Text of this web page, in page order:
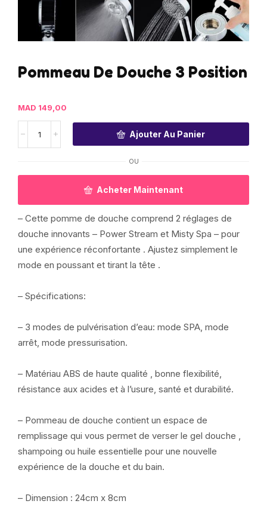
Pommeau De Douche 3 Position
MAD 149,00
Ajouter Au Panier
OU
Acheter Maintenant
– Cette pomme de douche comprend 2 réglages de
douche innovants – Power Stream et Misty Spa – pour
une expérience réconfortante . Ajustez simplement le
mode en poussant et tirant la tête .
– Spécifications:
– 3 modes de pulvérisation d’eau: mode SPA, mode
arrêt, mode pressurisation.
– Matériau ABS de haute qualité , bonne flexibilité,
résistance aux acides et à l’usure, santé et durabilité.
– Pommeau de douche contient un espace de
remplissage qui vous permet de verser le gel douche ,
shampoing ou huile essentielle pour une nouvelle
expérience de la douche et du bain.
– Dimension : 24cm x 8cm